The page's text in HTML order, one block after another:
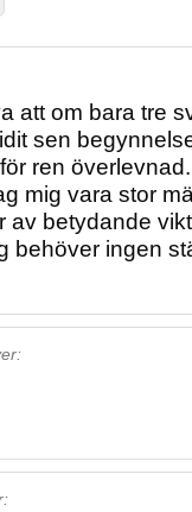
att om bara tre
sen
ren
mig vara stor
av betydande
behöver ingen